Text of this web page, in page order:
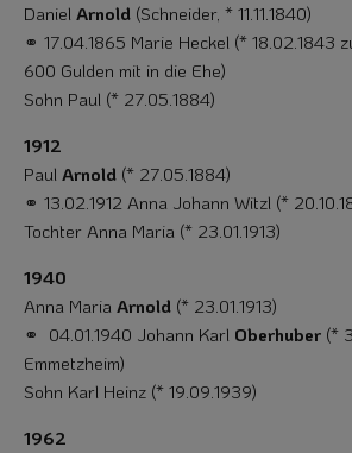
Daniel Arnold (Schneider, * 11.11.1840)
⚭ 17.04.1865 Marie Heckel (* 18.02.1843
600 Gulden mit in die Ehe)
Sohn Paul (* 27.05.1884)
1912
Paul Arnold (* 27.05.1884)
⚭ 13.02.1912 Anna Johann Witzl (*
Tochter Anna Maria (* 23.01.1913)
1940
Anna Maria Arnold (* 23.01.1913)
⚭ 04.01.1940 Johann Karl Oberhuber (*
Emmetzheim)
Sohn Karl Heinz (* 19.09.1939)
1962